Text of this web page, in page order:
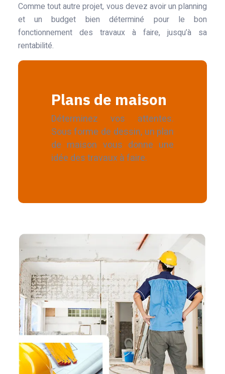
Comme tout autre projet, vous devez avoir un planning
et un budget bien déterminé pour le bon
fonctionnement des travaux à faire, jusqu’à sa
rentabilité.
Plans de maison
Déterminez vos attentes.
Sous forme de dessin, un plan
de maison vous donne une
idée des travaux à faire.